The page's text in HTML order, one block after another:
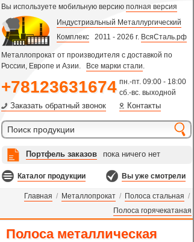
Вы используете мобильную версию полная версия
Индустриальный Металлургический
Комплекс 2011 - 2026 г. ВсяСталь.рф
Металлопрокат от производителя с доставкой по
России, Европе и Азии.
Все марки стали.
+78123631674 пн.-пт. 09:00 - 18:00
сб.-вс. выходной
Заказать обратный звонок Контакты
Портфель заказов пока ничего нет
Каталог продукции Вы уже смотрели
Главная / Металлопрокат / Полоса стальная /
Полоса горячекатаная
Полоса металлическая